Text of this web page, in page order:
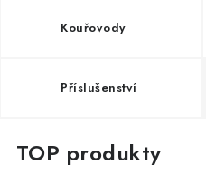
Kouřovody
Příslušenství